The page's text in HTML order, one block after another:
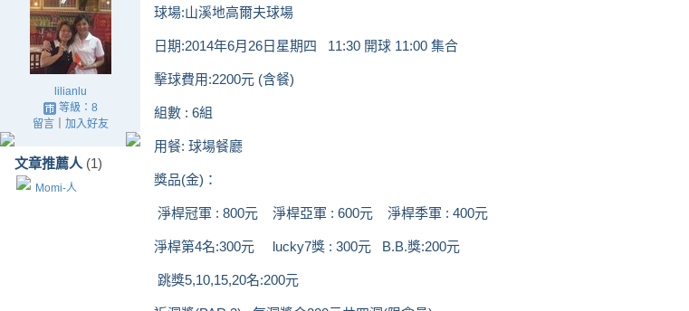
lilianlu
等級：8
留言｜ 加入好友
文章推薦人 (1)
Momi-人
球場:山溪地高爾夫球場
日期:2014年6月26日星期四 11:30 開球 11:00 集合
擊球費用:2200元 (含餐)
組數 : 6組
用餐: 球場餐廳
獎品(金)：
淨桿冠軍 : 800元 淨桿亞軍 : 600元 淨桿季軍 : 400元
淨桿第4名:300元 lucky7獎 : 300元 B.B.獎:200元
跳獎5,10,15,20名:200元